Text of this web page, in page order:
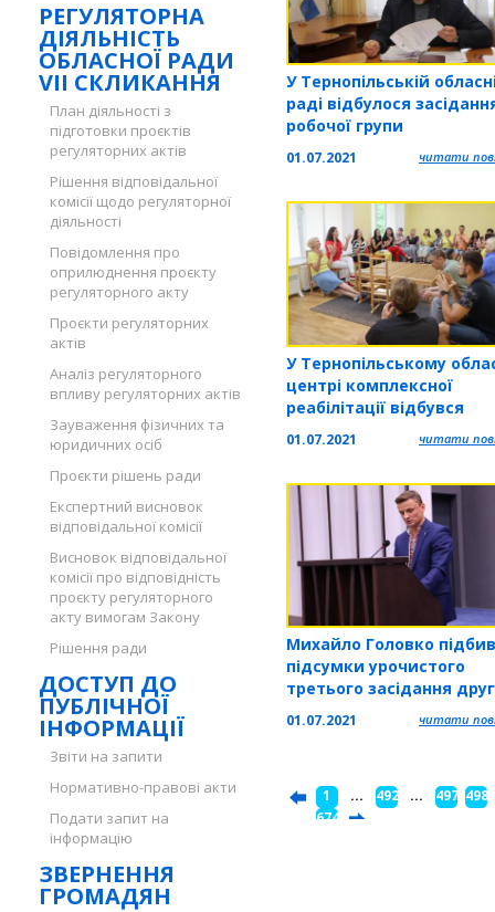
РЕГУЛЯТОРНА
ДІЯЛЬНІСТЬ
ОБЛАСНОЇ РАДИ
VII СКЛИКАННЯ
План діяльності з
підготовки проєктів
регуляторних актів
Рішення відповідальної
комісії щодо регуляторної
діяльності
Повідомлення про
оприлюднення проєкту
регуляторного акту
Проєкти регуляторних
актів
Аналіз регуляторного
впливу регуляторних актів
Зауваження фізичних та
юридичних осіб
Проєкти рішень ради
Експертний висновок
відповідальної комісії
Висновок відповідальної
комісії про відповідність
проєкту регуляторного
акту вимогам Закону
Рішення ради
ДОСТУП ДО
ПУБЛІЧНОЇ
ІНФОРМАЦІЇ
Звіти на запити
Нормативно-правові акти
Подати запит на
інформацію
ЗВЕРНЕННЯ
ГРОМАДЯН
У Тернопільській
раді відбулося
робочої групи
01.07.2021 читати
У Тернопільському
центрі комплексної
реабілітації відбувся
01.07.2021 читати
Михайло Головко підбив
підсумки урочистого
третього засідання
сесії Тернопільської
01.07.2021 читати
1 ... 492 ... 497 498
674